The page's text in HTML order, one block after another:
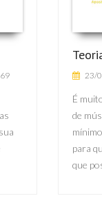
23/
É
de
para
que